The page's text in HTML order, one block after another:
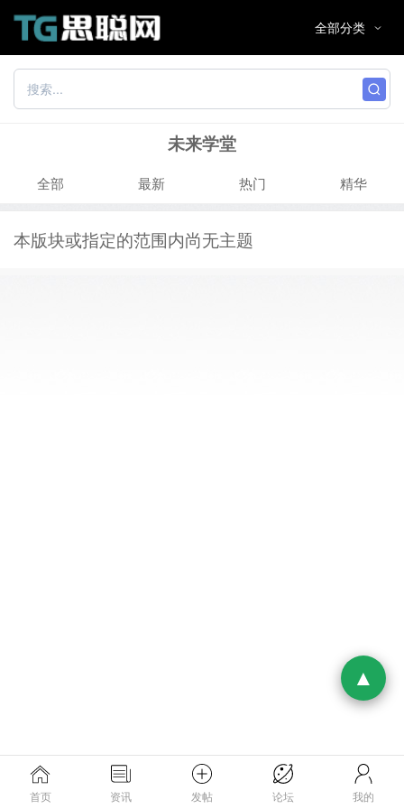
未来学堂
全部 最新 热门 精华
本版块或指定的范围内尚无主题
首页 资讯 发帖 论坛 我的